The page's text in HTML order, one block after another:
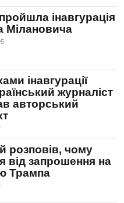
інавгурація
Мілановича
інавгурації
журналіст
авторський
розповів, чому
від запрошення на
Трампа